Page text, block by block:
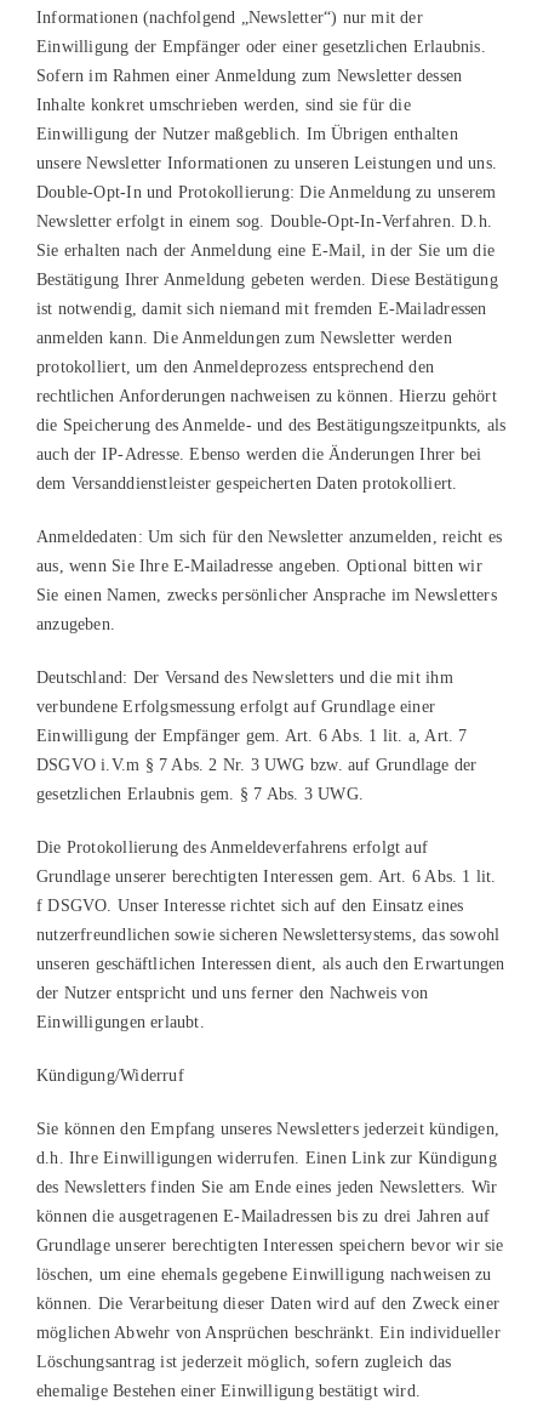
Informationen (nachfolgend „Newsletter“) nur mit der
Einwilligung der Empfänger oder einer gesetzlichen Erlaubnis.
Sofern im Rahmen einer Anmeldung zum Newsletter dessen
Inhalte konkret umschrieben werden, sind sie für die
Einwilligung der Nutzer maßgeblich. Im Übrigen enthalten
unsere Newsletter Informationen zu unseren Leistungen und uns.
Double-Opt-In und Protokollierung: Die Anmeldung zu unserem
Newsletter erfolgt in einem sog. Double-Opt-In-Verfahren. D.h.
Sie erhalten nach der Anmeldung eine E-Mail, in der Sie um die
Bestätigung Ihrer Anmeldung gebeten werden. Diese Bestätigung
ist notwendig, damit sich niemand mit fremden E-Mailadressen
anmelden kann. Die Anmeldungen zum Newsletter werden
protokolliert, um den Anmeldeprozess entsprechend den
rechtlichen Anforderungen nachweisen zu können. Hierzu gehört
die Speicherung des Anmelde- und des Bestätigungszeitpunkts, als
auch der IP-Adresse. Ebenso werden die Änderungen Ihrer bei
dem Versanddienstleister gespeicherten Daten protokolliert.
Anmeldedaten: Um sich für den Newsletter anzumelden, reicht es
aus, wenn Sie Ihre E-Mailadresse angeben. Optional bitten wir
Sie einen Namen, zwecks persönlicher Ansprache im Newsletters
anzugeben.
Deutschland: Der Versand des Newsletters und die mit ihm
verbundene Erfolgsmessung erfolgt auf Grundlage einer
Einwilligung der Empfänger gem. Art. 6 Abs. 1 lit. a, Art. 7
DSGVO i.V.m § 7 Abs. 2 Nr. 3 UWG bzw. auf Grundlage der
gesetzlichen Erlaubnis gem. § 7 Abs. 3 UWG.
Die Protokollierung des Anmeldeverfahrens erfolgt auf
Grundlage unserer berechtigten Interessen gem. Art. 6 Abs. 1 lit.
f DSGVO. Unser Interesse richtet sich auf den Einsatz eines
nutzerfreundlichen sowie sicheren Newslettersystems, das sowohl
unseren geschäftlichen Interessen dient, als auch den Erwartungen
der Nutzer entspricht und uns ferner den Nachweis von
Einwilligungen erlaubt.
Kündigung/Widerruf
Sie können den Empfang unseres Newsletters jederzeit kündigen,
d.h. Ihre Einwilligungen widerrufen. Einen Link zur Kündigung
des Newsletters finden Sie am Ende eines jeden Newsletters. Wir
können die ausgetragenen E-Mailadressen bis zu drei Jahren auf
Grundlage unserer berechtigten Interessen speichern bevor wir sie
löschen, um eine ehemals gegebene Einwilligung nachweisen zu
können. Die Verarbeitung dieser Daten wird auf den Zweck einer
möglichen Abwehr von Ansprüchen beschränkt. Ein individueller
Löschungsantrag ist jederzeit möglich, sofern zugleich das
ehemalige Bestehen einer Einwilligung bestätigt wird.